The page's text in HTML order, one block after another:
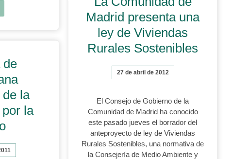
Madrid presenta una
ley de Viviendas
Rurales Sostenibles
27 de abril de 2012
El Consejo de Gobierno de la
Comunidad de Madrid ha conocido
este pasado jueves el borrador del
anteproyecto de ley de Viviendas
Rurales Sostenibles, una normativa de
la Consejería de Medio Ambiente y
de
la
la